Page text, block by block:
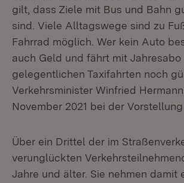
gilt, dass Ziele mit Bus und Bahn
sind. Viele Alltagswege sind zu
Fahrrad möglich. Wer kein Auto
auch Geld und fährt mit Jahresabo
gelegentlichen Taxifahrten noch
Verkehrsminister Winfried Hermann
November 2021 bei der
Über ein Drittel der im
verunglückten
Jahre und älter. Sie nehmen